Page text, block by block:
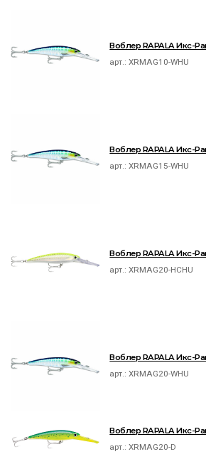
Воблер RAPALA Икс-
арт.:XRMAG10-WHU
Воблер RAPALA Икс-
арт.:XRMAG15-WHU
Воблер RAPALA Икс-
арт.:XRMAG20-HCHU
Воблер RAPALA Икс-
арт.:XRMAG20-WHU
Воблер RAPALA Икс-
арт.:XRMAG20-D